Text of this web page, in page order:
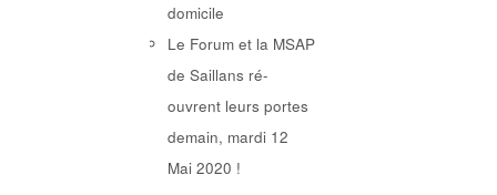
domicile
Le Forum et la MSAP
de Saillans ré-
ouvrent leurs portes
demain, mardi 12
Mai 2020 !